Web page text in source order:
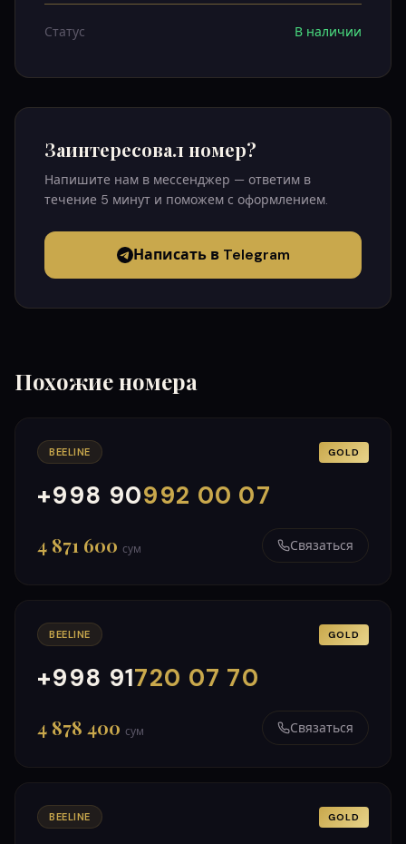
Статус В наличии
Заинтересовал номер?
Напишите нам в мессенджер — ответим в
течение 5 минут и поможем с оформлением.
Написать в Telegram
Похожие номера
BEELINE GOLD
+998 90992 00 07
000
999
4 871 600 сум Связаться
BEELINE GOLD
+998 91720 07 70
000
999
4 878 400 сум Связаться
BEELINE GOLD